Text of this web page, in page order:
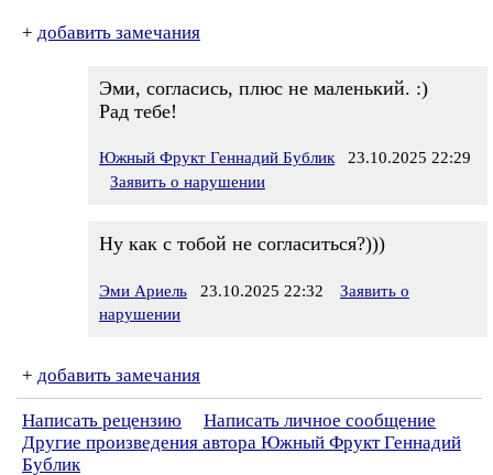
+ добавить замечания
Эми, согласись, плюс не маленький. :)
Рад тебе!
Южный Фрукт Геннадий Бублик 23.10.2025 22:29
Заявить о нарушении
Ну как с тобой не согласиться?)))
Эми Ариель 23.10.2025 22:32
Заявить о
нарушении
+ добавить замечания
Написать рецензию
Написать личное сообщение
Другие произведения автора Южный Фрукт Геннадий
Бублик